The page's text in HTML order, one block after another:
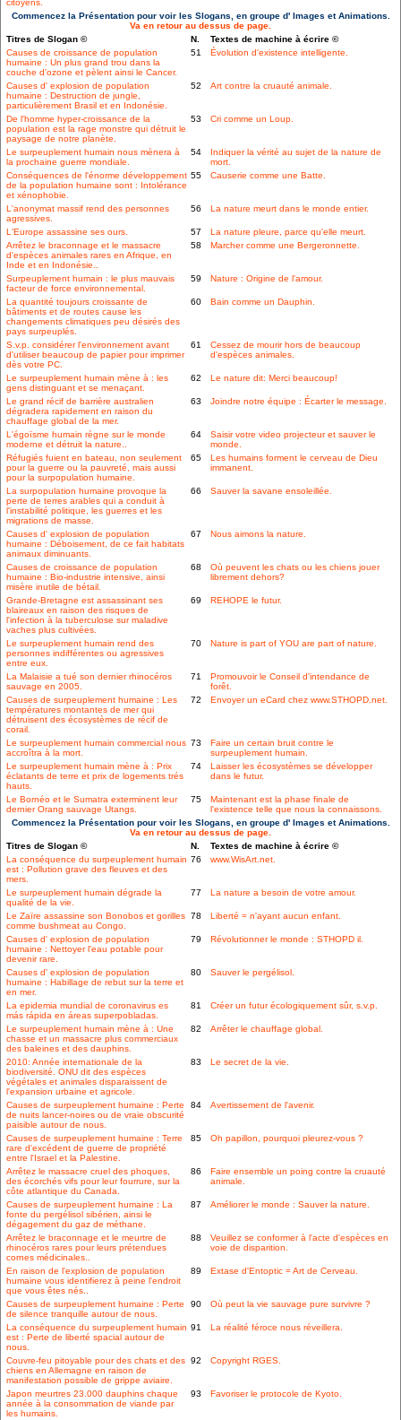
citoyens.
Commencez la Présentation pour voir les Slogans, en groupe d' Images et Animations.
Va en retour au dessus de page.
Titres de Slogan ©
N.
Textes de machine à écrire ©
Causes de croissance de population
humaine : Un plus grand trou dans la
couche d'ozone et pèlent ainsi le Cancer.
51 Évolution d'existence intelligente.
Causes d' explosion de population
humaine : Destruction de jungle,
particulièrement Brasil et en Indonésie.
52 Art contre la cruauté animale.
De l'homme hyper-croissance de la
population est la rage monstre qui détruit le
paysage de notre planète.
53 Cri comme un Loup.
Le surpeuplement humain nous mènera à
la prochaine guerre mondiale.
54
Indiquer la vérité au sujet de la nature de
mort.
Conséquences de l'énorme développement
de la population humaine sont : Intolérance
et xénophobie.
55 Causerie comme une Batte.
L'anonymat massif rend des personnes
agressives.
56 La nature meurt dans le monde entier.
L'Europe assassine ses ours. 57
La nature pleure, parce qu'elle meurt.
Arrêtez le braconnage et le massacre
d'espèces animales rares en Afrique, en
Inde et en Indonésie..
58 Marcher comme une Bergeronnette.
Surpeuplement humain : le plus mauvais
facteur de force environnemental.
59 Nature : Origine de l'amour.
La quantité toujours croissante de
bâtiments et de routes cause les
changements climatiques peu désirés des
pays surpeuplés.
60 Bain comme un Dauphin.
S.v.p. considérer l'environnement avant
d'utiliser beaucoup de papier pour imprimer
dès votre PC.
61
Cessez de mourir hors de beaucoup
d'espèces animales.
Le surpeuplement humain mène à : les
gens distinguant et se menaçant.
62 Le nature dit: Merci beaucoup!
Le grand récif de barrière australien
dégradera rapidement en raison du
chauffage global de la mer.
63 Joindre notre équipe : Écarter le message.
L'égoïsme humain règne sur le monde
moderne et détruit la nature..
64
Saisir votre video projecteur et sauver le
monde.
Réfugiés fuient en bateau, non seulement
pour la guerre ou la pauvreté, mais aussi
pour la surpopulation humaine.
65
Les humains forment le cerveau de Dieu
immanent.
La surpopulation humaine provoque la
perte de terres arables qui a conduit à
l'instabilité politique, les guerres et les
migrations de masse.
66 Sauver la savane ensoleillée.
Causes d' explosion de population
humaine : Déboisement, de ce fait habitats
animaux diminuants.
67 Nous aimons la nature.
Causes de croissance de population
humaine : Bio-industrie intensive, ainsi
misère inutile de bétail.
68
Où peuvent les chats ou les chiens jouer
librement dehors?
Grande-Bretagne est assassinant ses
blaireaux en raison des risques de
l'infection à la tuberculose sur maladive
vaches plus cultivées.
69 REHOPE le futur.
Le surpeuplement humain rend des
personnes indifférentes ou agressives
entre eux.
70 Nature is part of YOU are part of nature.
La Malaisie a tué son dernier rhinocéros
sauvage en 2005.
71
Promouvoir le Conseil d'intendance de
forêt.
Causes de surpeuplement humaine : Les
températures montantes de mer qui
détruisent des écosystèmes de récif de
corail.
72 Envoyer un eCard chez www.STHOPD.net.
Le surpeuplement humain commercial nous
accroîtra à la mort.
73
Faire un certain bruit contre le
surpeuplement humain.
Le surpeuplement humain mène à : Prix
éclatants de terre et prix de logements trés
hauts.
74
Laisser les écosystèmes se développer
dans le futur.
Le Bornéo et le Sumatra exterminent leur
dernier Orang sauvage Utangs.
75
Maintenant est la phase finale de
l'existence telle que nous la connaissons.
Commencez la Présentation pour voir les Slogans, en groupe d' Images et Animations.
Va en retour au dessus de page.
Titres de Slogan ©
N.
Textes de machine à écrire ©
La conséquence du surpeuplement humain
est : Pollution grave des fleuves et des
mers.
76 www.WisArt.net.
Le surpeuplement humain dégrade la
qualité de la vie.
77 La nature a besoin de votre amour.
Le Zaïre assassine son Bonobos et gorilles
comme bushmeat au Congo.
78 Liberté = n'ayant aucun enfant.
Causes d' explosion de population
humaine : Nettoyer l'eau potable pour
devenir rare.
79 Révolutionner le monde : STHOPD il.
Causes d' explosion de population
humaine : Habillage de rebut sur la terre et
en mer.
80 Sauver le pergélisol.
La epidemia mundial de coronavirus es
más rápida en áreas superpobladas.
81 Créer un futur écologiquement sûr, s.v.p.
Le surpeuplement humain mène à : Une
chasse et un massacre plus commerciaux
des baleines et des dauphins.
82 Arrêter le chauffage global.
2010: Année internationale de la
biodiversité. ONU dit des espèces
végétales et animales disparaissent de
l'expansion urbaine et agricole.
83 Le secret de la vie.
Causes de surpeuplement humaine : Perte
de nuits lancer-noires ou de vraie obscurité
paisible autour de nous.
84 Avertissement de l'avenir.
Causes de surpeuplement humaine : Terre
rare d'excédent de guerre de propriété
entre l'Israel et la Palestine.
85 Oh papillon, pourquoi pleurez-vous ?
Arrêtez le massacre cruel des phoques,
des écorchés vifs pour leur fourrure, sur la
côte atlantique du Canada.
86
Faire ensemble un poing contre la cruauté
animale.
Causes de surpeuplement humaine : La
fonte du pergélisol sibérien, ainsi le
dégagement du gaz de méthane.
87 Améliorer le monde : Sauver la nature.
Arrêtez le braconnage et le meurtre de
rhinocéros rares pour leurs prétendues
cornes médicinales..
88
Veuillez se conformer à l'acte d'espèces en
voie de disparition.
En raison de l'explosion de population
humaine vous identifierez à peine l'endroit
que vous êtes nés..
89 Extase d'Entoptic = Art de Cerveau.
Causes de surpeuplement humaine : Perte
de silence tranquille autour de nous.
90 Où peut la vie sauvage pure survivre ?
La conséquence du surpeuplement humain
est : Perte de liberté spacial autour de
nous.
91 La réalité féroce nous réveillera.
Couvre-feu pitoyable pour des chats et des
chiens en Allemagne en raison de
manifestation possible de grippe aviaire.
92 Copyright RGES.
Japon meurtres 23.000 dauphins chaque
année à la consommation de viande par
les humains.
93 Favoriser le protocole de Kyoto.